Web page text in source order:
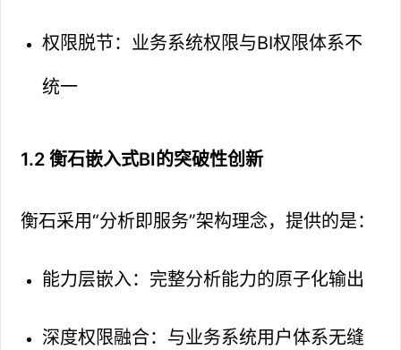
权限脱节：业务系统权限与BI权限体系不
统一
1.2 衡石嵌入式BI的突破性创新
衡石采用“分析即服务”架构理念，提供的是：
能力层嵌入：完整分析能力的原子化输出
深度权限融合：与业务系统用户体系无缝